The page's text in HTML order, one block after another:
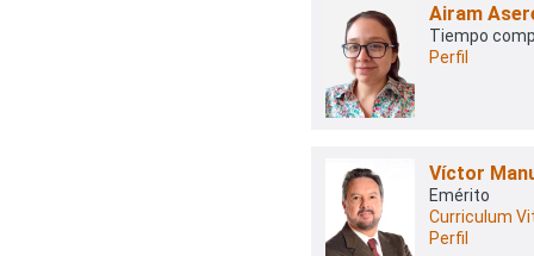
Airam
Tiempo
Perfil
Víctor
Emérito
Curriculum
Perfil